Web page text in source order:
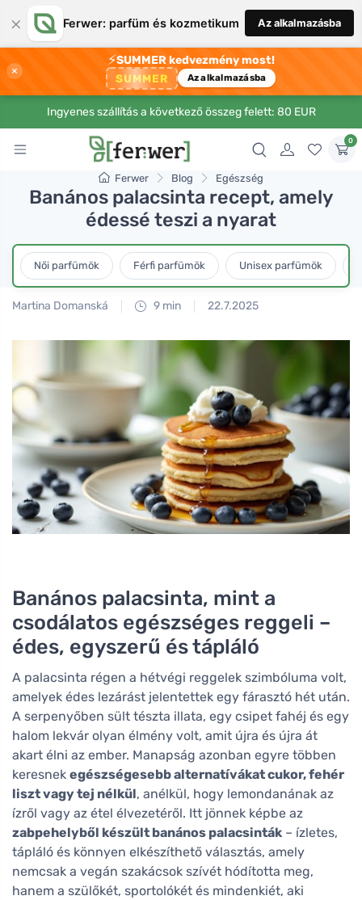
× Ferwer: parfüm és kozmetikum Az alkalmazásba
×
⚡SUMMER kedvezmény most!
SUMMER Az alkalmazásba
Ingyenes szállítás a következő összeg felett: 80 EUR
0
Ferwer Blog Egészség
Banános palacsinta recept, amely
édessé teszi a nyarat
Női parfümök Férfi parfümök Unisex parfümök
Martina Domanská 9 min 22.7.2025
Banános palacsinta, mint a
csodálatos egészséges reggeli –
édes, egyszerű és tápláló
A palacsinta régen a hétvégi reggelek szimbóluma volt,
amelyek édes lezárást jelentettek egy fárasztó hét után.
A serpenyőben sült tészta illata, egy csipet fahéj és egy
halom lekvár olyan élmény volt, amit újra és újra át
akart élni az ember. Manapság azonban egyre többen
keresnek egészségesebb alternatívákat cukor, fehér
liszt vagy tej nélkül, anélkül, hogy lemondanának az
ízről vagy az étel élvezetéről. Itt jönnek képbe az
zabpehelyből készült banános palacsinták – ízletes,
tápláló és könnyen elkészíthető választás, amely
nemcsak a vegán szakácsok szívét hódította meg,
hanem a szülőkét, sportolókét és mindenkiét, aki